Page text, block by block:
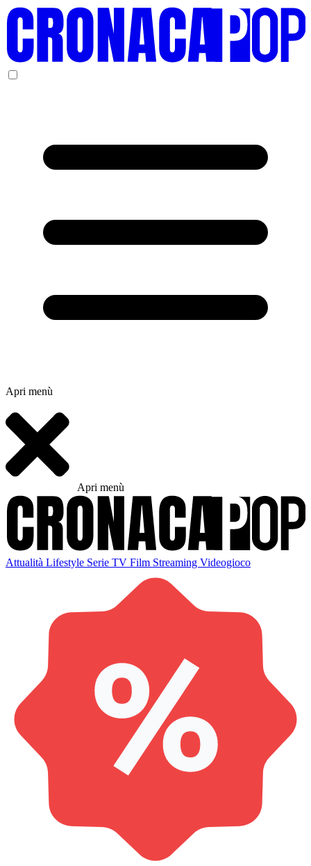
Apri menù
Apri menù
Attualità Lifestyle Serie TV Film Streaming Videogioco